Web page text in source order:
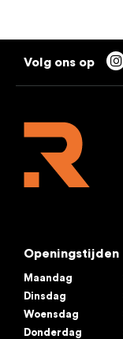

Openingstijden
Maandag
Dinsdag
Woensdag
Donderdag